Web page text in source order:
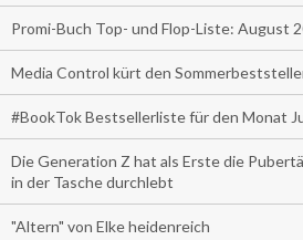
Promi-Buch Top- und Flop-Liste: August
Media Control kürt den
#BookTok Bestsellerliste für den Monat
Die Generation Z hat als Erste die
in der Tasche durchlebt
"Altern" von Elke heidenreich